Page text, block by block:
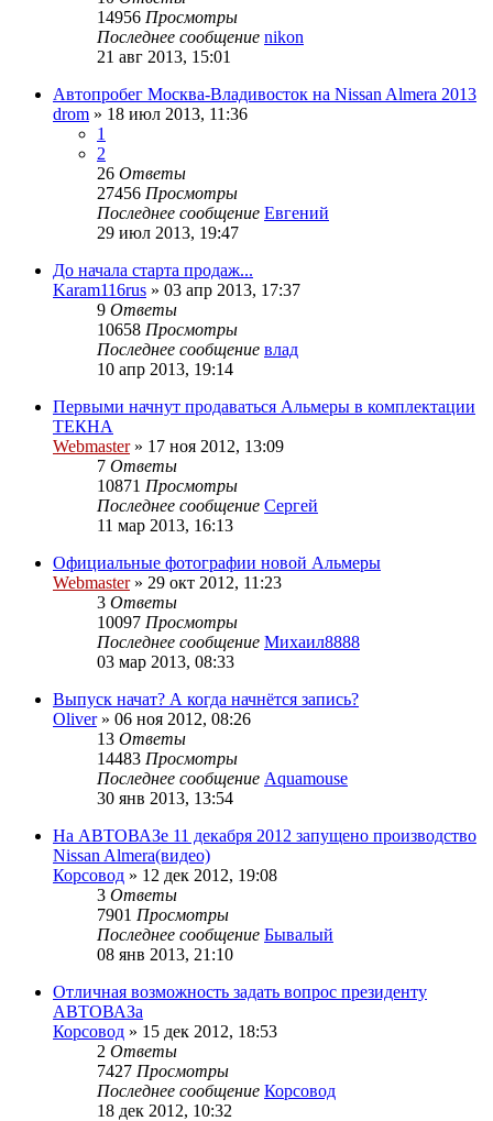
14956 Просмотры
Последнее сообщение nikon
21 авг 2013, 15:01
Автопробег Москва-Владивосток на Nissan Almera 2013
drom » 18 июл 2013, 11:36
1
2
26 Ответы
27456 Просмотры
Последнее сообщение Евгений
29 июл 2013, 19:47
До начала старта продаж...
Karam116rus » 03 апр 2013, 17:37
9 Ответы
10658 Просмотры
Последнее сообщение влад
10 апр 2013, 19:14
Первыми начнут продаваться Альмеры в комплектации
ТЕКНА
Webmaster» 17 ноя 2012, 13:09
7 Ответы
10871 Просмотры
Последнее сообщение Сергей
11 мар 2013, 16:13
Официальные фотографии новой Альмеры
Webmaster» 29 окт 2012, 11:23
3 Ответы
10097 Просмотры
Последнее сообщение Михаил8888
03 мар 2013, 08:33
Выпуск начат? А когда начнётся запись?
Oliver» 06 ноя 2012, 08:26
13 Ответы
14483 Просмотры
Последнее сообщение Aquamouse
30 янв 2013, 13:54
На АВТОВАЗе 11 декабря 2012 запущено производство
Nissan Almera(видео)
Корсовод » 12 дек 2012, 19:08
3 Ответы
7901 Просмотры
Последнее сообщение Бывалый
08 янв 2013, 21:10
Отличная возможность задать вопрос президенту
АВТОВАЗа
Корсовод » 15 дек 2012, 18:53
2 Ответы
7427 Просмотры
Последнее сообщение Корсовод
18 дек 2012, 10:32